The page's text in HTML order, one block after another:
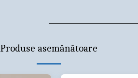
Produse asemănătoare